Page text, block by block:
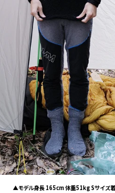
▲モデル身長 165cm 体重51kg Sサイズ